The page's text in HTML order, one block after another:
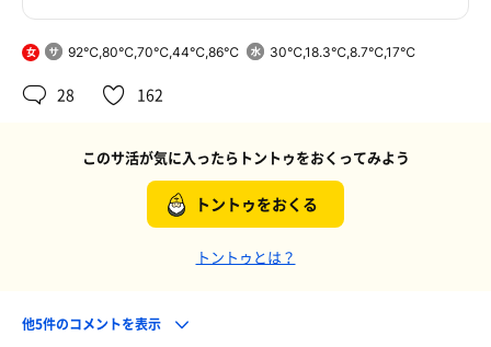
女 92℃,80℃,70℃,44℃,86℃ 30℃,18.3℃,8.7℃,17℃
28 162
このサ活が気に入ったらトントゥをおくってみよう
トントゥをおくる
トントゥとは？
他5件のコメントを表示